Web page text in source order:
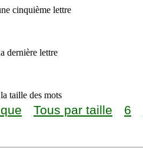
cinquième lettre
dernière lettre
taille des mots
Tous par taille 6